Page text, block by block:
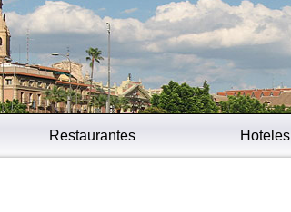
Restaurantes Hoteles